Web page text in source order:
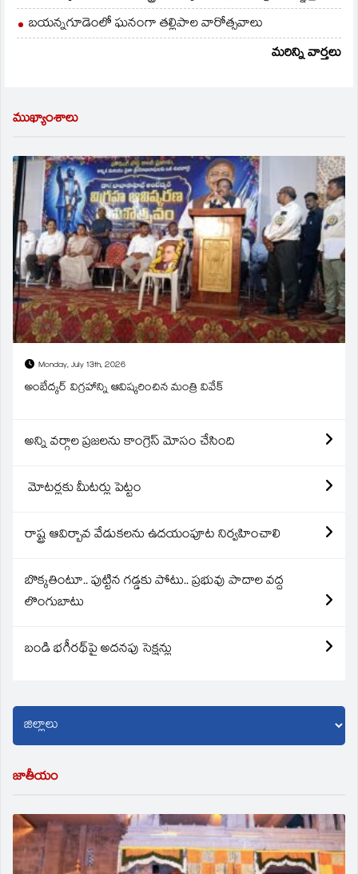
బయన్నగూడెంలో ఘనంగా తల్లిపాల వారోత్సవాలు
మరిన్ని వార్తలు
ముఖ్యాంశాలు
Monday, July 13th, 2026
అంబేద్కర్ విగ్రహాన్ని ఆవిష్కరించిన మంత్రి వివేక్
అన్ని వర్గాల ప్రజలను కాంగ్రెస్ మోసం చేసింది
మోటర్లకు మీటర్లు పెట్టం
రాష్ట్ర ఆవిర్బావ వేడుకలను ఉదయంపూట నిర్వహించాలి
బొక్కతింటూ.. పుట్టిన గడ్డకు పోటు.. ప్రభువు పాదాల వద్ద
లొంగుబాటు
బండి భగీరథ్‌పై అదనపు సెక్షన్లు
జాతీయం